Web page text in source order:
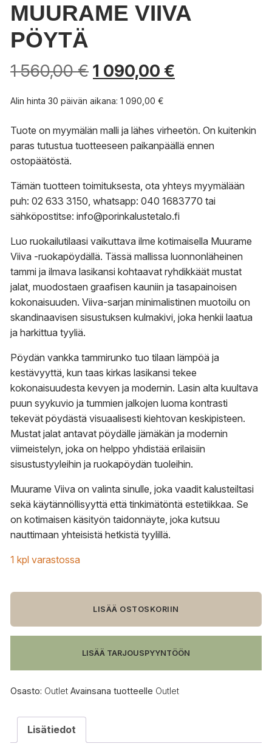
MUURAME VIIVA
PÖYTÄ
1 560,00€ Alkuperäinen
hinta
oli:
560,00 €.
1 090,00 €
hinta
090,00 €.
Alin hinta 30 päivän aikana: 1 090,00 €
Tuote on myymälän malli ja lähes virheetön. On kuitenkin
paras tutustua tuotteeseen paikanpäällä ennen
ostopäätöstä.
Tämän tuotteen toimituksesta, ota yhteys myymälään
puh: 02 633 3150, whatsapp: 040 1683770 tai
sähköpostitse: info@porinkalustetalo.fi
Luo ruokailutilaasi vaikuttava ilme kotimaisella Muurame
Viiva -ruokapöydällä. Tässä mallissa luonnonläheinen
tammi ja ilmava lasikansi kohtaavat ryhdikkäät mustat
jalat, muodostaen graafisen kauniin ja tasapainoisen
kokonaisuuden. Viiva-sarjan minimalistinen muotoilu on
skandinaavisen sisustuksen kulmakivi, joka henkii laatua
ja harkittua tyyliä.
Pöydän vankka tammirunko tuo tilaan lämpöä ja
kestävyyttä, kun taas kirkas lasikansi tekee
kokonaisuudesta kevyen ja modernin. Lasin alta kuultava
puun syykuvio ja tummien jalkojen luoma kontrasti
tekevät pöydästä visuaalisesti kiehtovan keskipisteen.
Mustat jalat antavat pöydälle jämäkän ja modernin
viimeistelyn, joka on helppo yhdistää erilaisiin
sisustustyyleihin ja ruokapöydän tuoleihin.
Muurame Viiva on valinta sinulle, joka vaadit kalusteiltasi
sekä käytännöllisyyttä että tinkimätöntä estetiikkaa. Se
on kotimaisen käsityön taidonnäyte, joka kutsuu
nauttimaan yhteisistä hetkistä tyylillä.
1 kpl varastossa
OUTLET
Muurame
Viiva
LISÄÄ OSTOSKORIIN
LISÄÄ TARJOUSPYYNTÖÖN
Osasto: Outlet Avainsana tuotteelle Outlet
Lisätiedot